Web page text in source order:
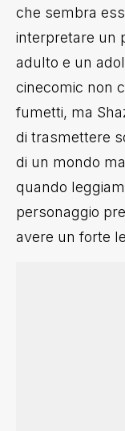
che sembra
interpretare un
adulto e un
cinecomic non
fumetti, ma
di trasmettere
di un mondo
quando
personaggio
avere un forte